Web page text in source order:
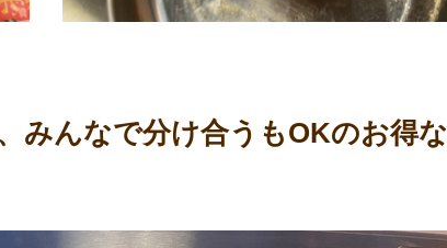
みんなで分け合うもOKのお得な